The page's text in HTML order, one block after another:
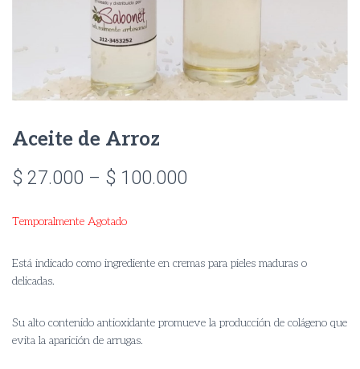
Aceite de Arroz
$ 27.000 – $ 100.000
through
Temporalmente Agotado
Está indicado como ingrediente en cremas para pieles maduras o
delicadas.
Su alto contenido antioxidante promueve la producción de colágeno que
evita la aparición de arrugas.